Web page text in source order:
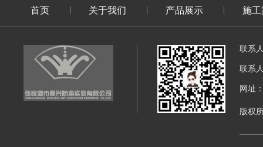
首页 关于我们 产品展示 施
联系
联系
网址
版权